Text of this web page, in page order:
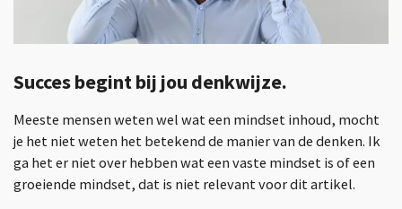
Succes begint bij jou denkwijze.
Meeste mensen weten wel wat een mindset inhoud, mocht
je het niet weten het betekend de manier van de denken. Ik
ga het er niet over hebben wat een vaste mindset is of een
groeiende mindset, dat is niet relevant voor dit artikel.